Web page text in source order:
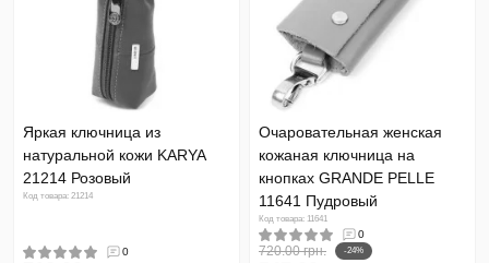
Яркая ключница из
натуральной кожи KARYA
21214 Розовый
Код товара: 21214
0
Очаровательная женская
кожаная ключница на
кнопках GRANDE PELLE
11641 Пудровый
Код товара: 11641
0
720.00 грн. -24%